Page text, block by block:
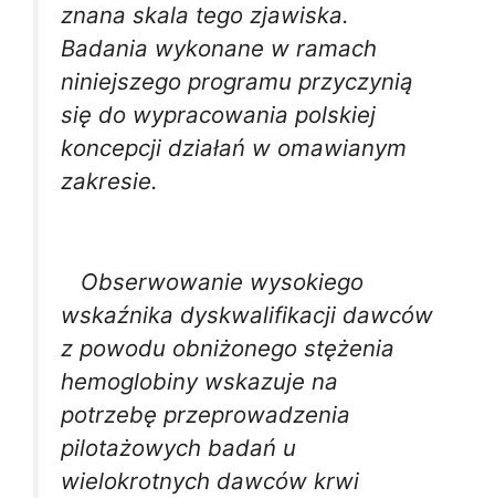
znana skala tego zjawiska.
Badania wykonane w ramach
niniejszego programu przyczynią
się do wypracowania polskiej
koncepcji działań w omawianym
zakresie.
Obserwowanie wysokiego
wskaźnika dyskwalifikacji dawców
z powodu obniżonego stężenia
hemoglobiny wskazuje na
potrzebę przeprowadzenia
pilotażowych badań u
wielokrotnych dawców krwi